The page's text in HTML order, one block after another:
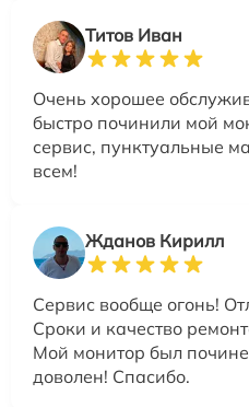
Титов Иван
Очень хорошее
быстро починили мой
сервис, пунктуальные
всем!
Жданов Кирилл
Сервис вообще огонь!
Сроки и качество
Мой монитор был
доволен! Спасибо.